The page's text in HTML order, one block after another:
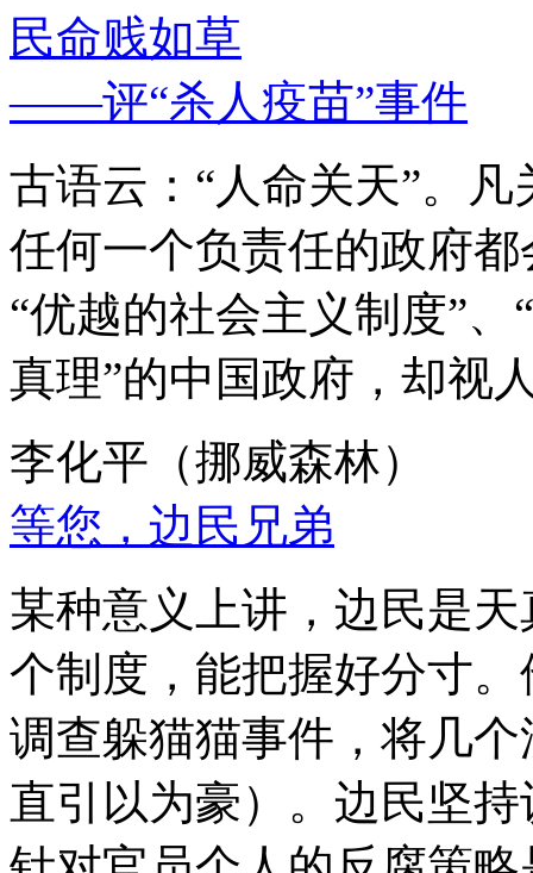
民命贱如草
——评“杀人疫苗”事件
古语云：“人命关天”。
任何一个负责任的政府
“优越的社会主义制度”
真理”的中国政府，却视
李化平（挪威森林）
等您，边民兄弟
某种意义上讲，边民是
个制度，能把握好分寸
调查躲猫猫事件，将几
直引以为豪）。边民坚